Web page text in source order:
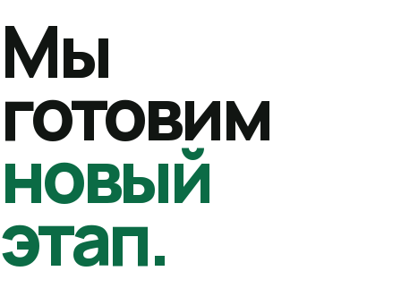
Мы
готовим
новый
этап.